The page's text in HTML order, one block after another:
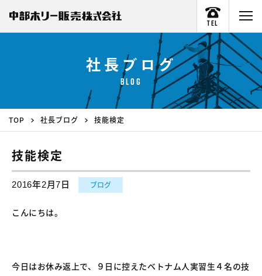
TEL
社長ブログ
BLOG
TOP 社長ブログ 技能検定
技能検定
2016年2月7日 ブログ
こんにちは。
今日はお休み返上で、９日に控えたベトナム人実習生４名の技